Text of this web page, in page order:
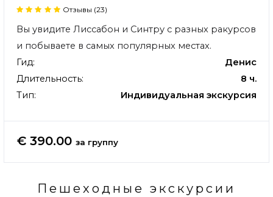
Отзывы (23)
Вы увидите Лиссабон и Синтру с разных ракурсов
и побываете в самых популярных местах.
Гид:
Денис
Длительность:
8 ч.
Тип:
Индивидуальная экскурсия
€ 390.00 за группу
Пешеходные экскурсии